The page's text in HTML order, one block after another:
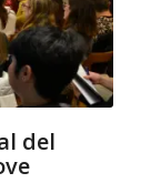
del